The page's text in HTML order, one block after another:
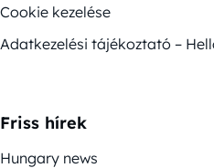
Cookie kezelése
Adatkezelési tájékoztató –
Friss hírek
Hungary news